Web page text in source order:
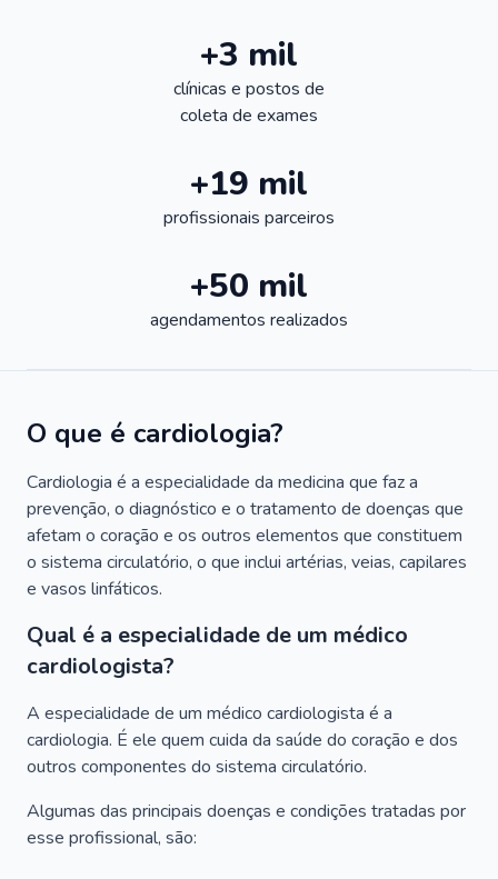
+3 mil
clínicas e postos de
coleta de exames
+19 mil
profissionais parceiros
+50 mil
agendamentos realizados
O que é cardiologia?
Cardiologia é a especialidade da medicina que faz a
prevenção, o diagnóstico e o tratamento de doenças que
afetam o coração e os outros elementos que constituem
o sistema circulatório, o que inclui artérias, veias, capilares
e vasos linfáticos.
Qual é a especialidade de um médico
cardiologista?
A especialidade de um médico cardiologista é a
cardiologia. É ele quem cuida da saúde do coração e dos
outros componentes do sistema circulatório.
Algumas das principais doenças e condições tratadas por
esse profissional, são: